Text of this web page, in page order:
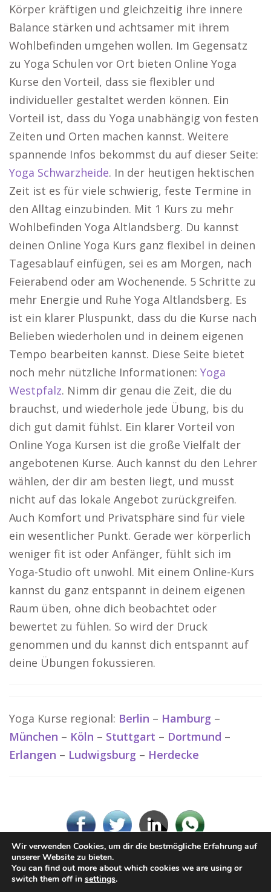
Körper kräftigen und gleichzeitig ihre innere
Balance stärken und achtsamer mit ihrem
Wohlbefinden umgehen wollen. Im Gegensatz
zu Yoga Schulen vor Ort bieten Online Yoga
Kurse den Vorteil, dass sie flexibler und
individueller gestaltet werden können. Ein
Vorteil ist, dass du Yoga unabhängig von festen
Zeiten und Orten machen kannst. Weitere
spannende Infos bekommst du auf dieser Seite:
Yoga Schwarzheide. In der heutigen hektischen
Zeit ist es für viele schwierig, feste Termine in
den Alltag einzubinden. Mit 1 Kurs zu mehr
Wohlbefinden Yoga Altlandsberg. Du kannst
deinen Online Yoga Kurs ganz flexibel in deinen
Tagesablauf einfügen, sei es am Morgen, nach
Feierabend oder am Wochenende. 5 Schritte zu
mehr Energie und Ruhe Yoga Altlandsberg. Es
ist ein klarer Pluspunkt, dass du die Kurse nach
Belieben wiederholen und in deinem eigenen
Tempo bearbeiten kannst. Diese Seite bietet
noch mehr nützliche Informationen: Yoga
Westpfalz. Nimm dir genau die Zeit, die du
brauchst, und wiederhole jede Übung, bis du
dich gut damit fühlst. Ein klarer Vorteil von
Online Yoga Kursen ist die große Vielfalt der
angebotenen Kurse. Auch kannst du den Lehrer
wählen, der dir am besten liegt, und musst
nicht auf das lokale Angebot zurückgreifen.
Auch Komfort und Privatsphäre sind für viele
ein wesentlicher Punkt. Gerade wer körperlich
weniger fit ist oder Anfänger, fühlt sich im
Yoga-Studio oft unwohl. Mit einem Online-Kurs
kannst du ganz entspannt in deinem eigenen
Raum üben, ohne dich beobachtet oder
bewertet zu fühlen. So wird der Druck
genommen und du kannst dich entspannt auf
deine Übungen fokussieren.
Yoga Kurse regional: Berlin – Hamburg –
München – Köln – Stuttgart – Dortmund –
Erlangen – Ludwigsburg – Herdecke
© www-Yoga.de
Wir verwenden Cookies, um dir die bestmögliche Erfahrung auf
unserer Website zu bieten.
You can find out more about which cookies we are using or
switch them off in settings.